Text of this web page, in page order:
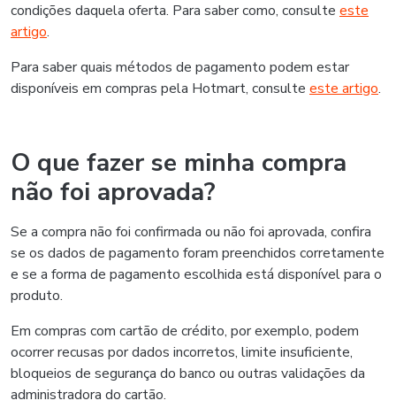
condições daquela oferta. Para saber como, consulte este
artigo.
Para saber quais métodos de pagamento podem estar
disponíveis em compras pela Hotmart, consulte este artigo.
O que fazer se minha compra
não foi aprovada?
Se a compra não foi confirmada ou não foi aprovada, confira
se os dados de pagamento foram preenchidos corretamente
e se a forma de pagamento escolhida está disponível para o
produto.
Em compras com cartão de crédito, por exemplo, podem
ocorrer recusas por dados incorretos, limite insuficiente,
bloqueios de segurança do banco ou outras validações da
administradora do cartão.